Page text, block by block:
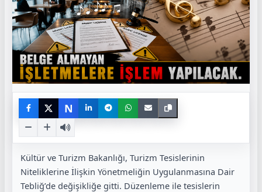
N
Kültür ve Turizm Bakanlığı, Turizm Tesislerinin
Niteliklerine İlişkin Yönetmeliğin Uygulanmasına Dair
Tebliğ’de değişikliğe gitti. Düzenleme ile tesislerin